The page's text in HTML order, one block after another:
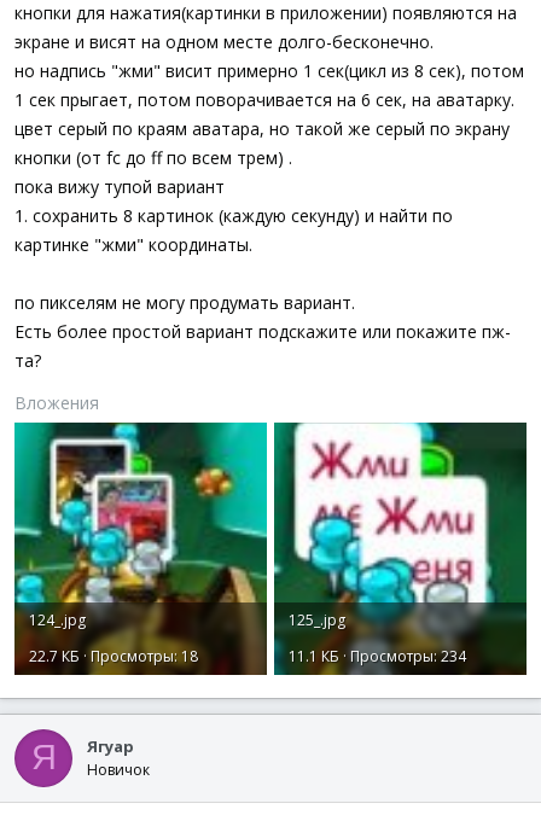
а
кнопки для нажатия(картинки в приложении) появляются на
экране и висят на одном месте долго-бесконечно.
но надпись "жми" висит примерно 1 сек(цикл из 8 сек), потом
1 сек прыгает, потом поворачивается на 6 сек, на аватарку.
цвет серый по краям аватара, но такой же серый по экрану
кнопки (от fc до ff по всем трем) .
пока вижу тупой вариант
1. сохранить 8 картинок (каждую секунду) и найти по
картинке "жми" координаты.
по пикселям не могу продумать вариант.
Есть более простой вариант подскажите или покажите пж-
та?
Вложения
124_.jpg
22.7 КБ · Просмотры: 18
125_.jpg
11.1 КБ · Просмотры: 234
Я Ягуар
Новичок